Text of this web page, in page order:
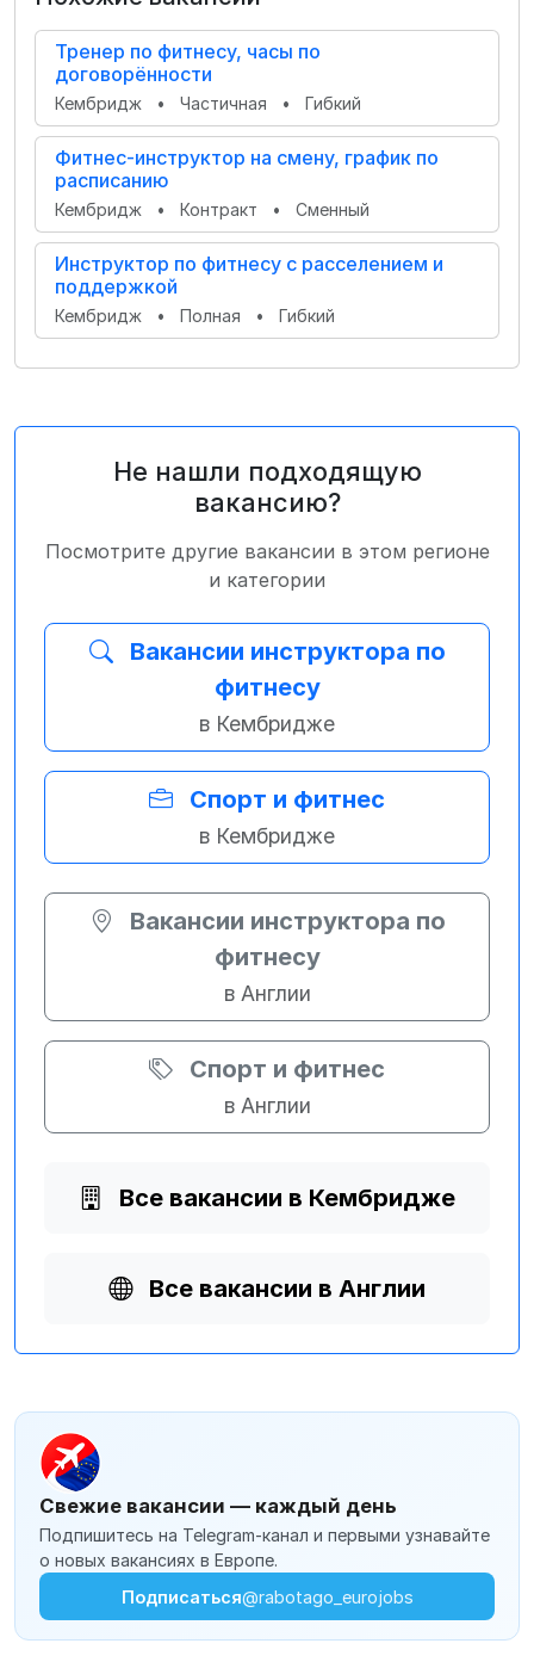
Тренер по фитнесу, часы по
договорённости
Кембридж • Частичная • Гибкий
Фитнес-инструктор на смену, график по
расписанию
Кембридж • Контракт • Сменный
Инструктор по фитнесу с расселением и
поддержкой
Кембридж • Полная • Гибкий
Не нашли подходящую
вакансию?
Посмотрите другие вакансии в этом регионе
и категории
Вакансии инструктора по
фитнесу
в Кембридже
Спорт и фитнес
в Кембридже
Вакансии инструктора по
фитнесу
в Англии
Спорт и фитнес
в Англии
Все вакансии в Кембридже
Все вакансии в Англии
Свежие вакансии — каждый день
Подпишитесь на Telegram-канал и первыми узнавайте
о новых вакансиях в Европе.
Подписаться@rabotago_eurojobs